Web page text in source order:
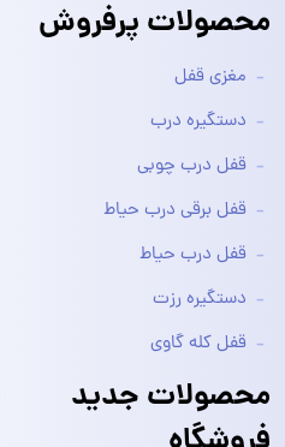
محصولات پرفروش
مغزی قفل
دستگیره درب
قفل درب چوبی
قفل برقی درب حیاط
قفل درب حیاط
دستگیره رزت
قفل کله گاوی
محصولات جدید